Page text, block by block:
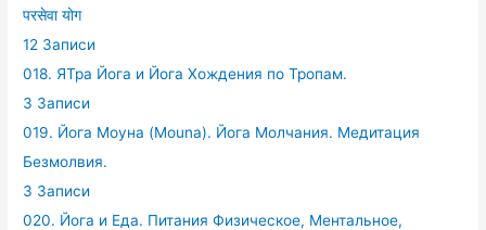
परसेवा योग
12 Записи
018. ЯТра Йога и Йога Хождения по Тропам.
3 Записи
019. Йога Моуна (Mouna). Йога Молчания. Медитация
Безмолвия.
3 Записи
020. Йога и Еда. Питания Физическое, Ментальное,